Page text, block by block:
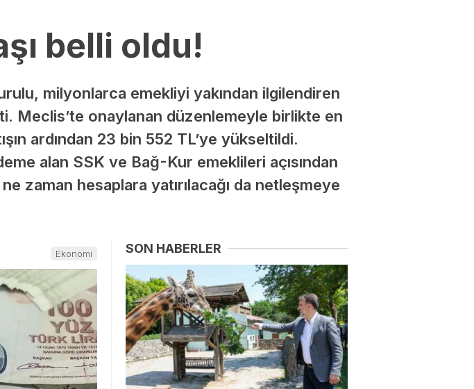
belli oldu!
milyonlarca emekliyi yakından ilgilendiren
Meclis’te onaylanan düzenlemeyle birlikte en
ardından 23 bin 552 TL’ye yükseltildi.
alan SSK ve Bağ-Kur emeklileri açısından
zaman hesaplara yatırılacağı da netleşmeye
Ekonomi SON HABERLER